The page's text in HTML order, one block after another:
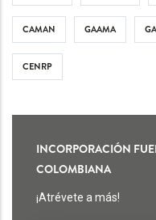
CAMAN GAAMA
CENRP
INCORPORACIÓN
COLOMBIANA
¡Atrévete a más!